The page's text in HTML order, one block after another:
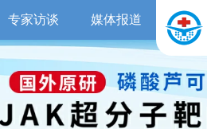
专家访谈 媒体报道